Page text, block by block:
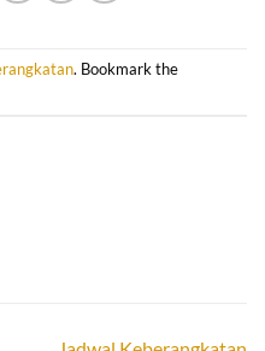
. Bookmark the